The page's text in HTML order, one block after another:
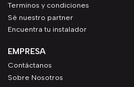
Terminos y condiciones
Sé nuestro partner
Encuentra tu instalador
EMPRESA
Contáctanos
Sobre Nosotros